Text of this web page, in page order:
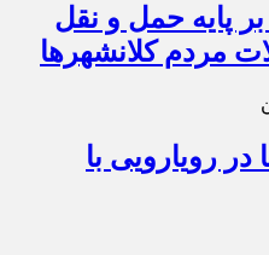
پایه حمل و نقل
مردم کلانشهرها
رویارویی با